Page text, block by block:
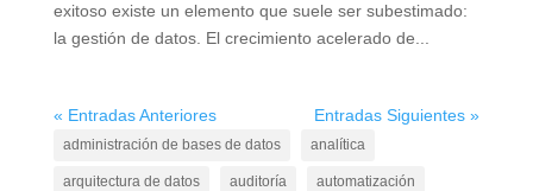
exitoso existe un elemento que suele ser subestimado:
la gestión de datos. El crecimiento acelerado de...
« Entradas Anteriores Entradas Siguientes »
administración de bases de datos analítica
arquitectura de datos auditoría automatización